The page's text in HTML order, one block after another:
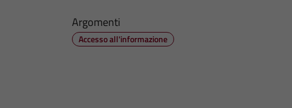
Argomenti
Accesso all'informazione